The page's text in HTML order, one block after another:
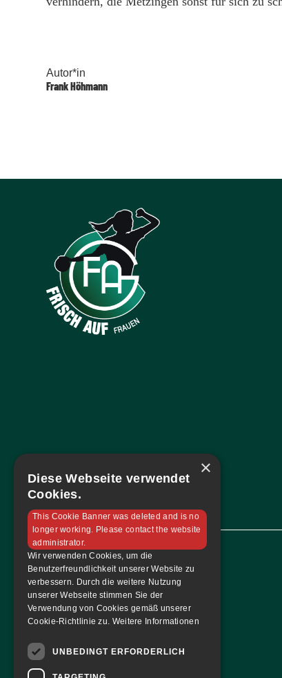
Autor*in
Frank Höhmann
Navigation
Home
Mannschaft
Tabelle & Spielplan
Kontakt
×
Diese Webseite verwendet
Cookies.
This Cookie Banner was deleted and is no
longer working. Please contact the website
administrator.
Wir verwenden Cookies, um die
Benutzerfreundlichkeit unserer Website zu
verbessern. Durch die weitere Nutzung
unserer Webseite stimmen Sie der
Verwendung von Cookies gemäß unserer
Cookie-Richtlinie zu. Weitere Informationen
UNBEDINGT ERFORDERLICH